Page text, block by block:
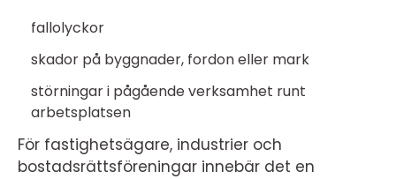
fallolyckor
skador på byggnader, fordon eller mark
störningar i pågående verksamhet runt
arbetsplatsen
För fastighetsägare, industrier och
bostadsrättsföreningar innebär det en